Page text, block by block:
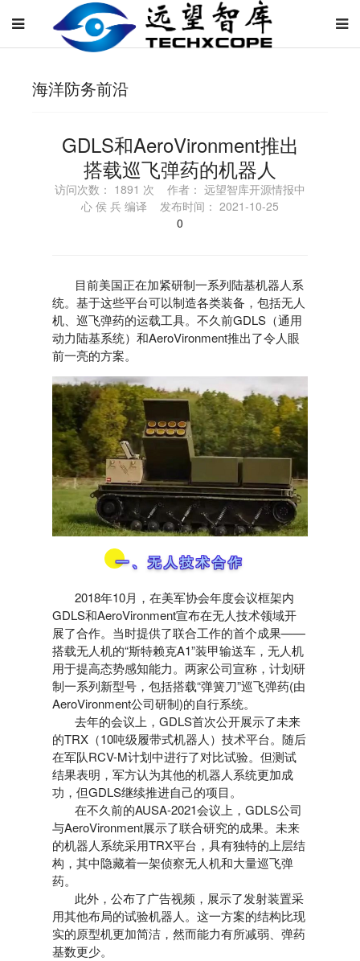
海洋防务前沿
GDLS和AeroVironment推出
搭载巡飞弹药的机器人
访问次数： 1891 次 作者： 远望智库开源情报中
心 侯 兵 编译 发布时间： 2021-10-25
0
目前美国正在加紧研制一系列陆基机器人系
统。基于这些平台可以制造各类装备，包括无人
机、巡飞弹药的运载工具。不久前GDLS（通用
动力陆基系统）和AeroVironment推出了令人眼
前一亮的方案。
一、无人技术合作
2018年10月，在美军协会年度会议框架内
GDLS和AeroVironment宣布在无人技术领域开
展了合作。当时提供了联合工作的首个成果——
搭载无人机的“斯特赖克A1”装甲输送车，无人机
用于提高态势感知能力。两家公司宣称，计划研
制一系列新型号，包括搭载“弹簧刀”巡飞弹药(由
AeroVironment公司研制)的自行系统。
去年的会议上，GDLS首次公开展示了未来
的TRX（10吨级履带式机器人）技术平台。随后
在军队RCV-M计划中进行了对比试验。但测试
结果表明，军方认为其他的机器人系统更加成
功，但GDLS继续推进自己的项目。
在不久前的AUSA-2021会议上，GDLS公司
与AeroVironment展示了联合研究的成果。未来
的机器人系统采用TRX平台，具有独特的上层结
构，其中隐藏着一架侦察无人机和大量巡飞弹
药。
此外，公布了广告视频，展示了发射装置采
用其他布局的试验机器人。这一方案的结构比现
实的原型机更加简洁，然而能力有所减弱、弹药
基数更少。